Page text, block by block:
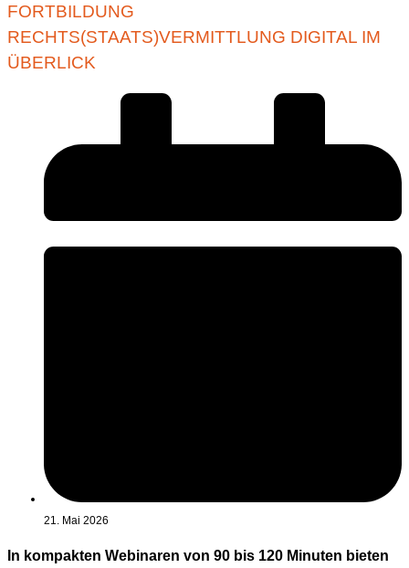
FORTBILDUNG
RECHTS(STAATS)VERMITTLUNG DIGITAL IM
ÜBERLICK
21. Mai 2026
In kompakten Webinaren von 90 bis 120 Minuten bieten